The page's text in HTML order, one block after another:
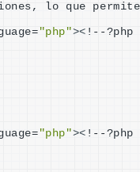
lo que
"php">< !--?php
"php">< !--?php